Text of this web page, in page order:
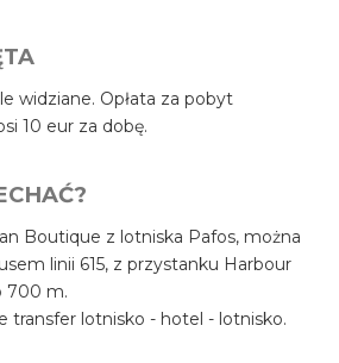
widziane. Opłata za pobyt
10 eur za dobę.
Boutique z lotniska Pafos, można
linii 615, z przystanku Harbour
700 m.
transfer lotnisko - hotel - lotnisko.